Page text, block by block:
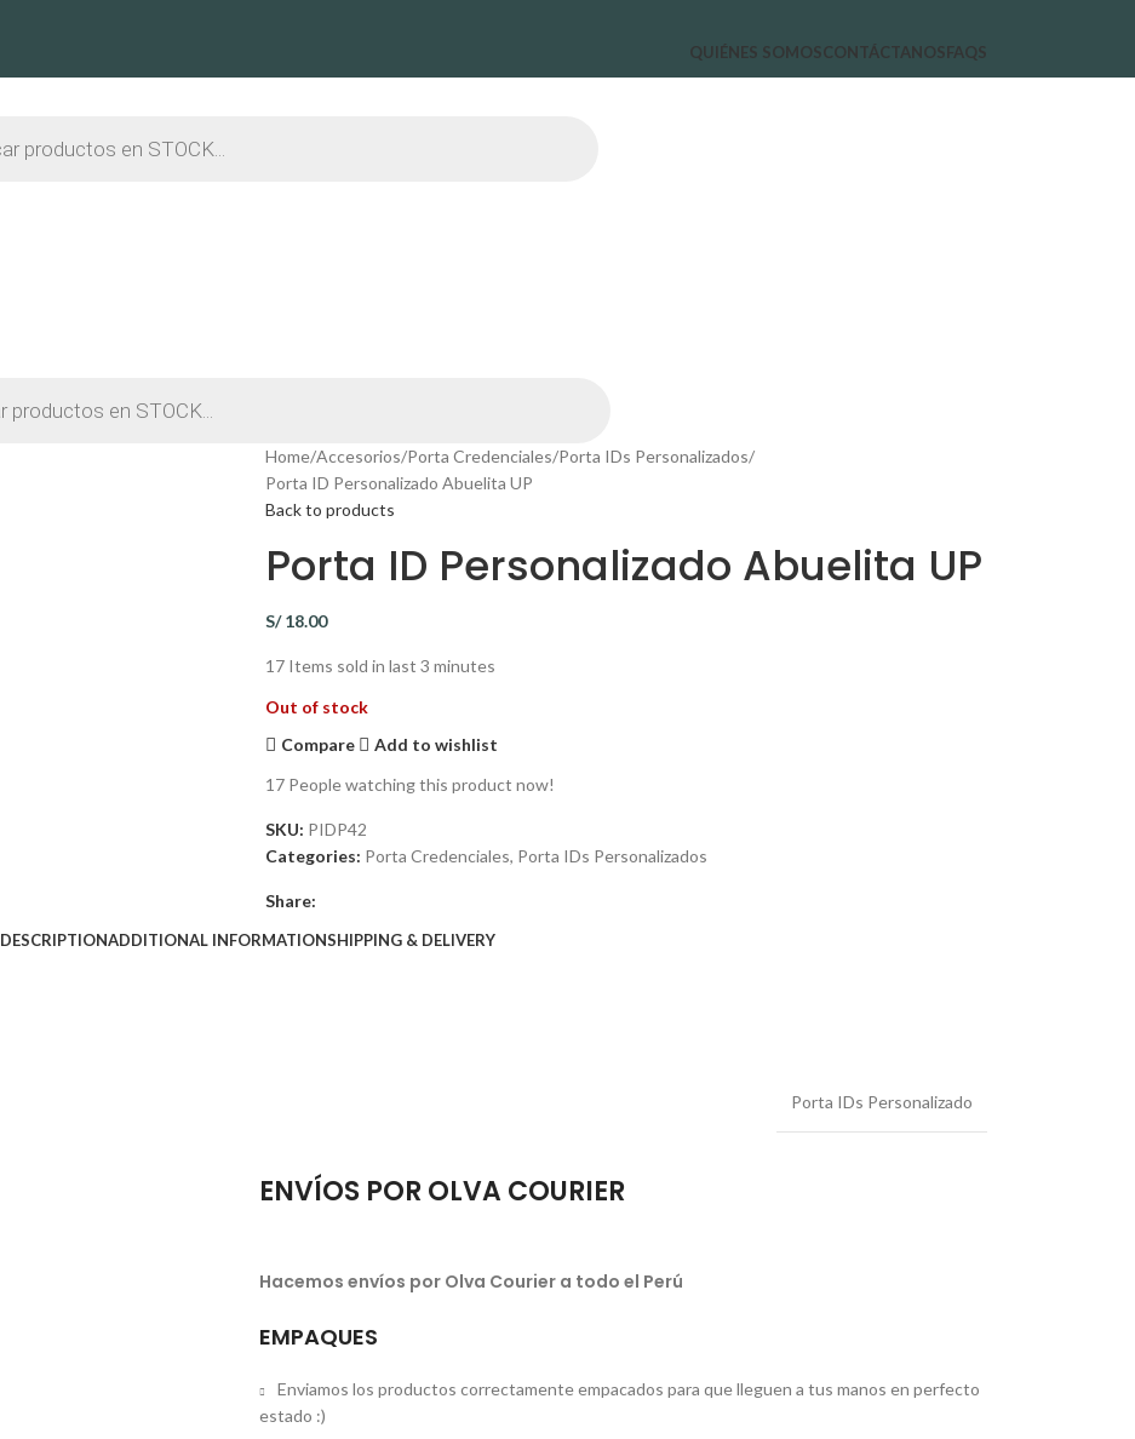
QUIÉNES SOMOSCONTÁCTANOSFAQS
Home Accesorios Porta Credenciales Porta IDs Personalizados
Porta ID Personalizado Abuelita UP
Back to products
Porta ID Personalizado Abuelita UP
S/18.00
17 Items sold in last 3 minutes
Out of stock
Compare
Add to wishlist
17 People watching this product now!
SKU: PIDP42
Categories: Porta Credenciales, Porta IDs Personalizados
Share:
DESCRIPTIONADDITIONAL INFORMATIONSHIPPING & DELIVERY
Porta IDs Personalizado
ENVÍOS POR OLVA COURIER
Hacemos envíos por Olva Courier a todo el Perú
EMPAQUES
Enviamos los productos correctamente empacados para que lleguen a tus manos en perfecto
estado :)